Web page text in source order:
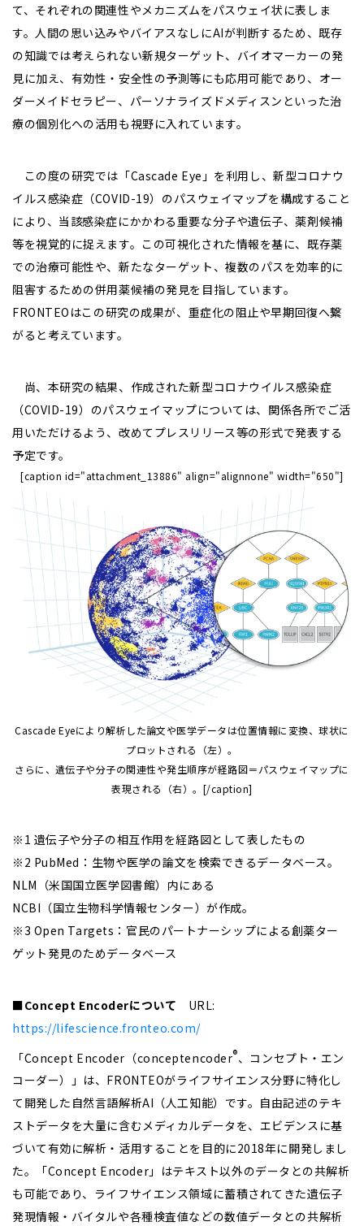
て、それぞれの関連性やメカニズムをパスウェイ状に表しま
す。人間の思い込みやバイアスなしにAIが判断するため、既存
の知識では考えられない新規ターゲット、バイオマーカーの発
見に加え、有効性・安全性の予測等にも応用可能であり、オー
ダーメイドセラピー、パーソナライズドメディスンといった治
療の個別化への活用も視野に入れています。
この度の研究では「Cascade Eye」を利用し、新型コロナウ
イルス感染症（COVID-19）のパスウェイマップを構成すること
により、当該感染症にかかわる重要な分子や遺伝子、薬剤候補
等を視覚的に捉えます。この可視化された情報を基に、既存薬
での治療可能性や、新たなターゲット、複数のパスを効率的に
阻害するための併用薬候補の発見を目指しています。
FRONTEOはこの研究の成果が、重症化の阻止や早期回復へ繋
がると考えています。
尚、本研究の結果、作成された新型コロナウイルス感染症
（COVID-19）のパスウェイマップについては、関係各所でご活
用いただけるよう、改めてプレスリリース等の形式で発表する
予定です。
[caption id="attachment_13886" align="alignnone" width="650"]
Cascade Eyeにより解析した論文や医学データは位置情報に変換、球状に
プロットされる（左）。
さらに、遺伝子や分子の関連性や発生順序が経路図＝パスウェイマップに
表現される（右）。[/caption]
※1 遺伝子や分子の相互作用を経路図として表したもの
※2 PubMed：生物や医学の論文を検索できるデータベース。
NLM（米国国立医学図書館）内にある
NCBI（国立生物科学情報センター）が作成。
※3 Open Targets：官民のパートナーシップによる創薬ター
ゲット発見のためデータベース
■Concept Encoderについて URL:
https://lifescience.fronteo.com/
「Concept Encoder（conceptencoder®、コンセプト・エン
コーダー）」は、FRONTEOがライフサイエンス分野に特化し
て開発した自然言語解析AI（人工知能）です。自由記述のテキ
ストデータを大量に含むメディカルデータを、エビデンスに基
づいて有効に解析・活用することを目的に2018年に開発しまし
た。「Concept Encoder」はテキスト以外のデータとの共解析
も可能であり、ライフサイエンス領域に蓄積されてきた遺伝子
発現情報・バイタルや各種検査値などの数値データとの共解析